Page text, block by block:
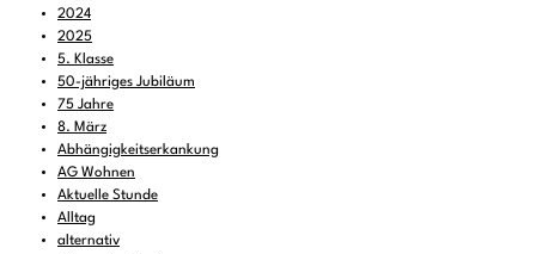
2024
2025
5. Klasse
50-jähriges Jubiläum
75 Jahre
8. März
Abhängigkeitserkankung
AG Wohnen
Aktuelle Stunde
Alltag
alternativ